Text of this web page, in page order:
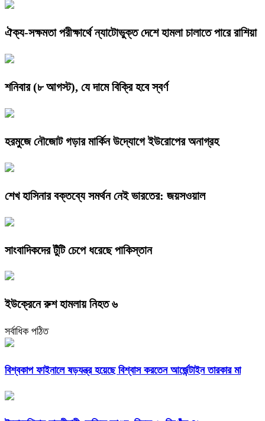
ঐক্য-সক্ষমতা পরীক্ষার্থে ন্যাটোভুক্ত দেশে হামলা চালাতে পারে রাশিয়া
শনিবার (৮ আগস্ট), যে দামে বিক্রি হবে স্বর্ণ
হরমুজে নৌজোট গড়ার মার্কিন উদ্যোগে ইউরোপের অনাগ্রহ
শেখ হাসিনার বক্তব্যে সমর্থন নেই ভারতের: জয়সওয়াল
সাংবাদিকদের টুঁটি চেপে ধরেছে পাকিস্তান
ইউক্রেনে রুশ হামলায় নিহত ৬
সর্বাধিক পঠিত
বিশ্বকাপ ফাইনালে ষড়যন্ত্র হয়েছে বিশ্বাস করতেন আর্জেন্টাইন তারকার মা